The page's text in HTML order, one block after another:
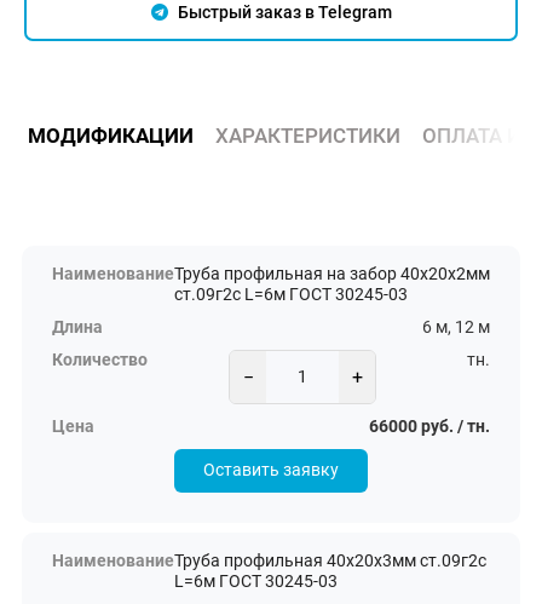
Быстрый заказ в Telegram
МОДИФИКАЦИИ ХАРАКТЕРИСТИКИ ОПЛАТА И
Труба профильная на забор 40х20х2мм
ст.09г2с L=6м ГОСТ 30245-03
6 м, 12 м
− +
тн.
66000 руб. / тн.
Оставить заявку
Труба профильная 40х20х3мм ст.09г2с
L=6м ГОСТ 30245-03